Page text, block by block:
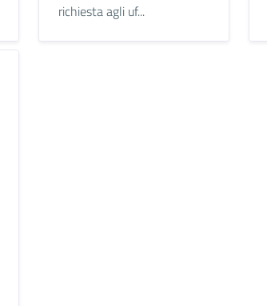
richiesta agli uf...